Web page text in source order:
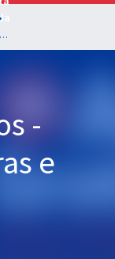
Prefeitura de Patos - PB - Fiscal de Obras e Urbanismo (Pós-Edital)
-
e